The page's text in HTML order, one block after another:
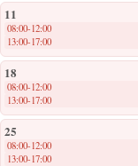
11
08:00-12:00
13:00-17:00
18
08:00-12:00
13:00-17:00
25
08:00-12:00
13:00-17:00